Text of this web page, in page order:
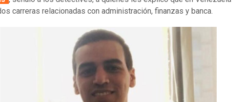
carreras relacionadas con administración, finanzas y banca.